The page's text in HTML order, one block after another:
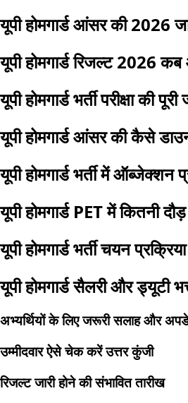
यूपी होमगार्ड आंसर की 2026
यूपी होमगार्ड रिजल्ट 2026
यूपी होमगार्ड भर्ती परीक्षा की
यूपी होमगार्ड आंसर की कैसे
यूपी होमगार्ड भर्ती में ऑब्जेक्शन
यूपी होमगार्ड PET में कितनी दौड़
यूपी होमगार्ड भर्ती चयन
यूपी होमगार्ड सैलरी और ड्यूटी
अभ्यर्थियों के लिए जरूरी सलाह और
उम्मीदवार ऐसे चेक करें उत्तर कुंजी
रिजल्ट जारी होने की संभावित तारीख